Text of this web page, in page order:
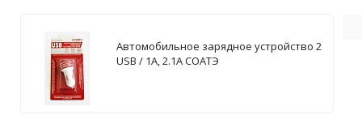
Автомобильное зарядное устройство 2
USB / 1А, 2.1А СОАТЭ